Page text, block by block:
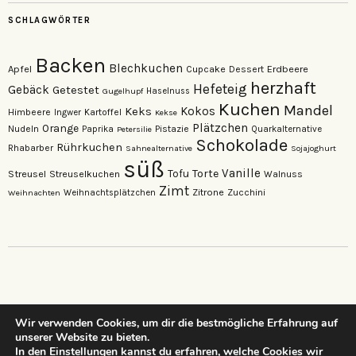
SCHLAGWÖRTER
Apfel Backen Blechkuchen Cupcake Dessert Erdbeere
Gebäck Getestet Gugelhupf Haselnuss Hefeteig herzhaft
Himbeere Ingwer Kartoffel Keks Kekse Kokos Kuchen Mandel
Nudeln Orange Paprika Petersilie Pistazie Plätzchen Quarkalternative
Rhabarber Rührkuchen Sahnealternative Schokolade Sojajoghurt
Streusel Streuselkuchen süß Tofu Torte Vanille Walnuss
Weihnachten Weihnachtsplätzchen Zimt Zitrone Zucchini
…dein neuer Lieblings-Foodblog…
Wir verwenden Cookies, um dir die bestmögliche Erfahrung auf
unserer Website zu bieten.
In den Einstellungen kannst du erfahren, welche Cookies wir